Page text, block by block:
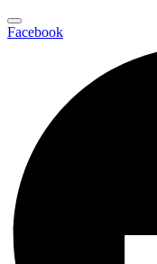
Facebook